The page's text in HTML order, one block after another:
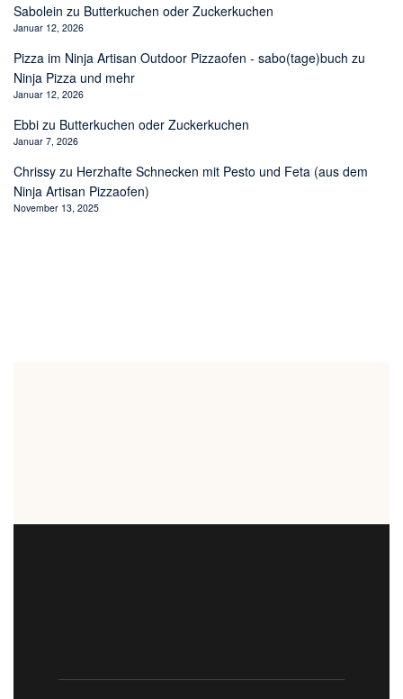
Sabolein zu Butterkuchen oder Zuckerkuchen
Januar 12, 2026
Pizza im Ninja Artisan Outdoor Pizzaofen - sabo(tage)buch zu
Ninja Pizza und mehr
Januar 12, 2026
Ebbi zu Butterkuchen oder Zuckerkuchen
Januar 7, 2026
Chrissy zu Herzhafte Schnecken mit Pesto und Feta (aus dem
Ninja Artisan Pizzaofen)
November 13, 2025